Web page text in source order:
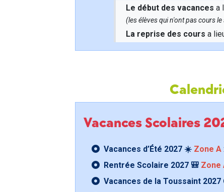
Le début des vacances a
(les élèves qui n'ont pas cours
La reprise des cours a
Vacances Scolaires
Vacances d’Été 2027 ☀️ Zone A
Rentrée Scolaire 2027 🎒 Zone
Vacances de la Toussaint 2027